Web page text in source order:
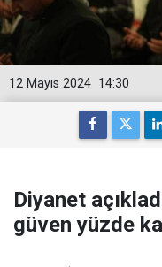
14:30
12 Mayıs 2024
Diyanet
güven yüzde